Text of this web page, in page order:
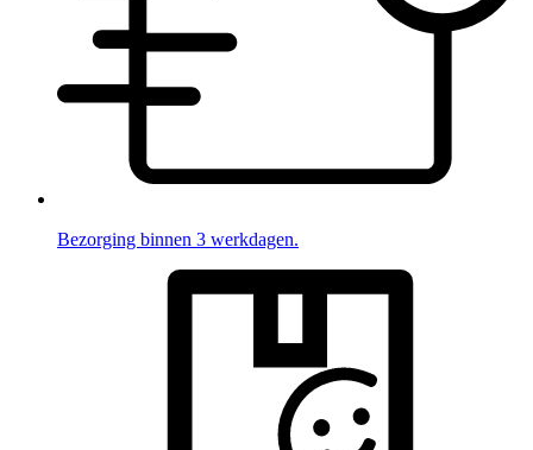
Bezorging binnen 3 werkdagen.